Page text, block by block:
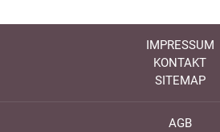
IMPRESSUM
KONTAKT
SITEMAP
AGB